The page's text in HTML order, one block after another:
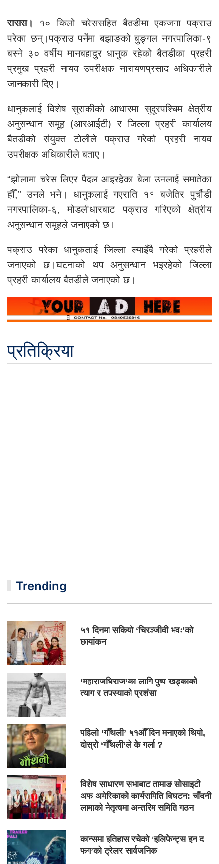
रासस।
१० किलो चरेससहित बैतडीमा एकजना पक्राउ
परेका छन्।पक्राउ पर्नेमा बझाङको बुङ्गल नगरपालिका-९
बस्ने ३० वर्षीय मानबहादुर धानुक रहेको बैतडीका प्रहरी
प्रमुख प्रहरी नायव उपरीक्षक नारायणप्रसाद अधिकारीले
जानकारी दिए।
धानुकलाई विशेष सुराकीको आधारमा सुदूरपश्चिम क्षेत्रीय
अनुसन्धान समूह (आरआईटी) र जिल्ला प्रहरी कार्यालय
बैतडीको संयुक्त टोलीले पक्राउ गरेको प्रहरी नायव
उपरीक्षक अधिकारीले बताए।
“झोलामा चरेस लिएर पैदल आइरहेका बेला उनलाई समातेका
हौँ,” उनले भने। धानुकलाई गएराति ११ बजेतिर पुर्चौडी
नगरपालिका-६, मोडलीधारबाट पक्राउ गरिएको क्षेत्रीय
अनुसन्धान समूहले जनाएको छ।
पक्राउ परेका धानुकलाई जिल्ला ल्याइँदै गरेको प्रहरीले
जनाएको छ।घटनाको थप अनुसन्धान भइरहेको जिल्ला
प्रहरी कार्यालय बैतडीले जनाएको छ।
प्रतिक्रिया
Trending
५१ दिनमा सकियो ‘चिरञ्जीवी भवः’को
छायांकन
‘महाराजधिराज’का लागि पुष्प खड्काको
त्याग र तपस्याको प्रशंसा
पहिलो ‘गौँथली’ ५१औँ दिन मनाएको थियो,
दोस्रो ‘गौँथली’ले के गर्ला ?
विशेष साधारण सभाबाट तामाङ सोसाइटी
अफ अमेरिकाको कार्यसमिति विघटन: चाँदनी
लामाको नेतृत्वमा अन्तरिम समिति गठन
कान्समा इतिहास रचेको ‘इलिफेन्ट्स इन द
फग’को ट्रेलर सार्वजनिक